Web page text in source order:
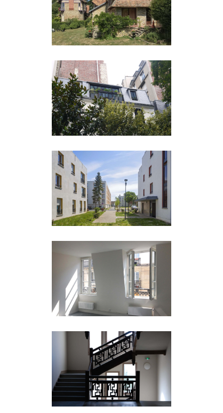
individuelle à Fontaine
le Port (77)
logements
225 GUE
Aménagement et
surélévation d’une
maison à Paris 16ème
logements
204 EMA –
Restructuration de la
résidence J. César à St
Ouen l’Aumône
logements
212 DAG –
Réhabilitation
immeuble logements
50 rue Daguerre 75014
logements
de la maison des
étudiants de l’Asie du
Sud-Est à la Cité
Internationale
Universtaire de Paris l